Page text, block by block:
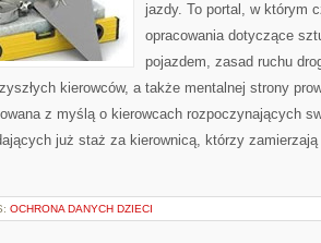
jazdy. To portal, w którym
opracowania dotyczące
pojazdem, zasad ruchu
kierowców, a także mentalnej strony
z myślą o kierowcach rozpoczynających
już staż za kierownicą, którzy
OCHRONA DANYCH DZIECI